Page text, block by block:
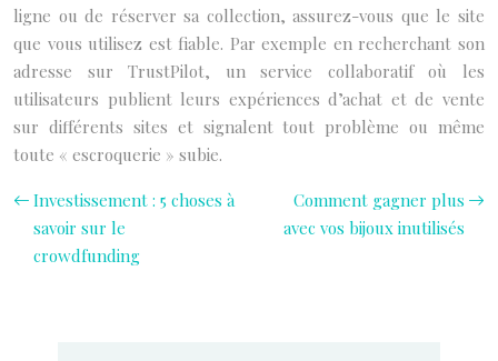
ligne ou de réserver sa collection, assurez-vous que le site
que vous utilisez est fiable. Par exemple en recherchant son
adresse sur TrustPilot, un service collaboratif où les
utilisateurs publient leurs expériences d’achat et de vente
sur différents sites et signalent tout problème ou même
toute « escroquerie » subie.
Investissement : 5 choses à
savoir sur le
crowdfunding
Comment gagner plus
avec vos bijoux inutilisés